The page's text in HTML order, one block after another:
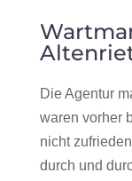
Die Agentur
waren vorher
nicht
durch und